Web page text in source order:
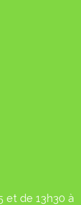
et de 13h30 à